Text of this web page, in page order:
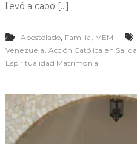
llevó a cabo […]
Apostolado, Familia, MEM
Venezuela, Acción Católica en Salida
Espiritualidad Matrimonial